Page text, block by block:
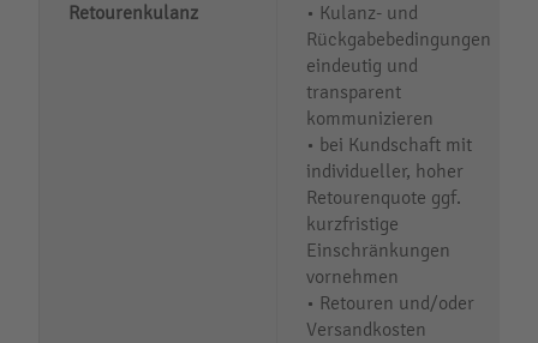
Retourenkulanz
• Kulanz- und
Rückgabebedingungen
eindeutig und
transparent
kommunizieren
• bei Kundschaft mit
individueller, hoher
Retourenquote ggf.
kurzfristige
Einschränkungen
vornehmen
• Retouren und/oder
Versandkosten